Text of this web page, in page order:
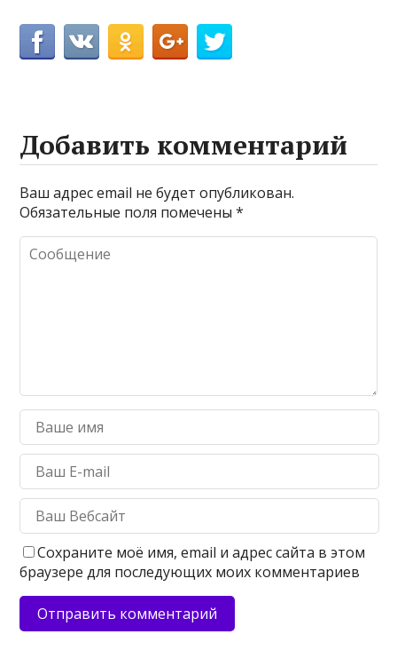
Добавить комментарий
Ваш адрес email не будет опубликован.
Обязательные поля помечены*
Сохраните моё имя, email и адрес сайта в этом
браузере для последующих моих комментариев